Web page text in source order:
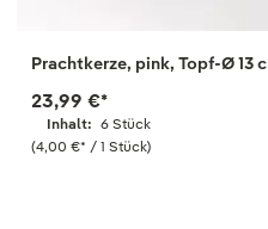
Prachtkerze, pink, Topf-Ø 13
Inhalt: 6 Stück
(4,00 €* / 1 Stück)
23,99 €*